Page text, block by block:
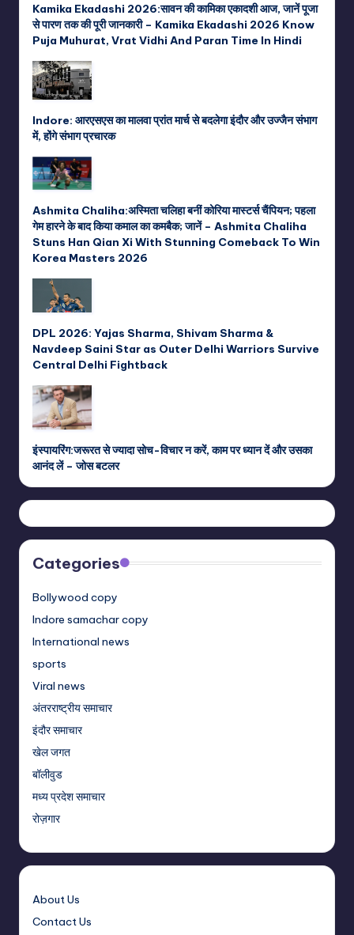
Kamika Ekadashi 2026:सावन की कामिका एकादशी आज, जानें पूजा
से पारण तक की पूरी जानकारी – Kamika Ekadashi 2026 Know
Puja Muhurat, Vrat Vidhi And Paran Time In Hindi
Indore: आरएसएस का मालवा प्रांत मार्च से बदलेगा इंदौर और उज्जैन संभाग
में, होंगे संभाग प्रचारक
Ashmita Chaliha:अस्मिता चलिहा बनीं कोरिया मास्टर्स चैंपियन; पहला
गेम हारने के बाद किया कमाल का कमबैक; जानें – Ashmita Chaliha
Stuns Han Qian Xi With Stunning Comeback To Win
Korea Masters 2026
DPL 2026: Yajas Sharma, Shivam Sharma &
Navdeep Saini Star as Outer Delhi Warriors Survive
Central Delhi Fightback
इंस्पायरिंग:जरूरत से ज्यादा सोच-विचार न करें, काम पर ध्यान दें और उसका
आनंद लें – जोस बटलर
Categories
Bollywood copy
Indore samachar copy
International news
sports
Viral news
अंतरराष्ट्रीय समाचार
इंदौर समाचार
खेल जगत
बॉलीवुड
मध्य प्रदेश समाचार
रोज़गार
About Us
Contact Us